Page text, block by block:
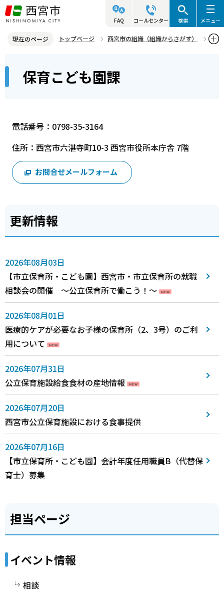
こ
の
ジ
先
FAQ コールセンター 検索 メニュー
現在のページ トップページ
西宮市の組織（組織からさがす）
こ
保育こども園課
電話番号：0798-35-3164
住所：西宮市六湛寺町10-3 西宮市役所本庁舎 7階
お問合せメールフォーム
更新情報
2026年08月03日
【市立保育所・こども園】西宮市・市立保育所の就職
相談会の開催 ～公立保育所で働こう！～
2026年08月01日
医療的ケアが必要なお子様の保育所（2、3号）のご利
用について
2026年07月31日
公立保育施設給食食材の産地情報
2026年07月20日
西宮市公立保育施設における食事提供
2026年07月16日
【市立保育所・こども園】会計年度任用職員B（代替保
育士）募集
担当ページ
イベント情報
相談